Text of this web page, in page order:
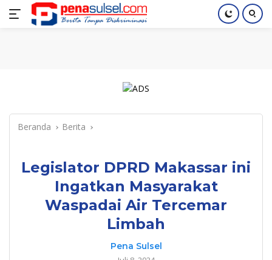
Langsung
Home Nasional Pendidikan Index
Beranda Berita
Legislator DPRD Makassar ini
Ingatkan Masyarakat
Waspadai Air Tercemar
Limbah
Pena Sulsel